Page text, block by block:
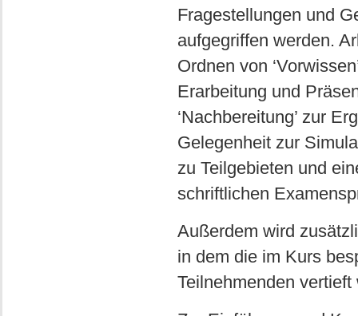
Fragestellungen und
aufgegriffen werden.
Ordnen von
Erarbeitung und
‘Nachbereitung’ zur
Gelegenheit zur
zu Teilgebieten und
schriftlichen
Außerdem wird
in dem die im Kurs
Teilnehmenden